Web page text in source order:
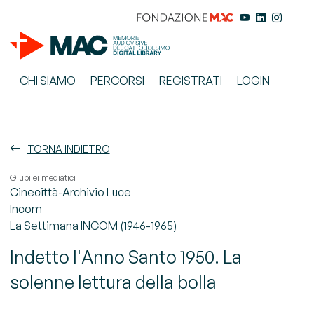
CHI SIAMO PERCORSI REGISTRATI LOGIN
TORNA INDIETRO
Giubilei mediatici
Cinecittà-Archivio Luce
Incom
La Settimana INCOM (1946-1965)
Indetto l'Anno Santo 1950. La
solenne lettura della bolla